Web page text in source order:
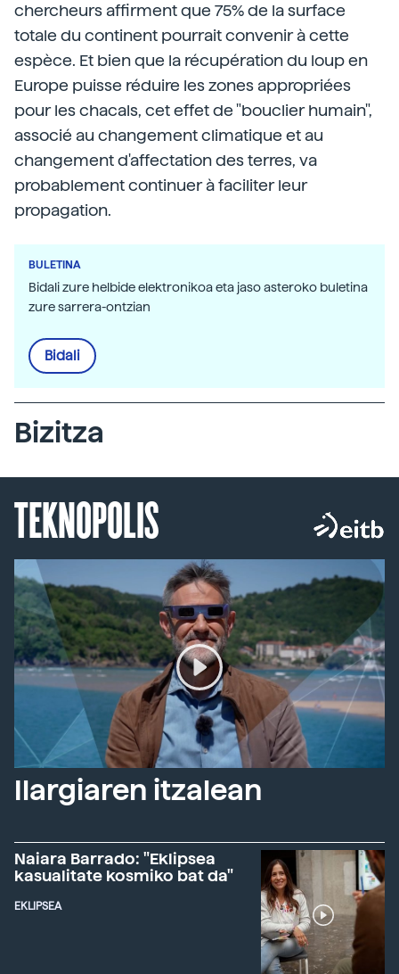
chercheurs affirment que 75% de la surface
totale du continent pourrait convenir à cette
espèce. Et bien que la récupération du loup en
Europe puisse réduire les zones appropriées
pour les chacals, cet effet de "bouclier humain",
associé au changement climatique et au
changement d'affectation des terres, va
probablement continuer à faciliter leur
propagation.
BULETINA
Bidali zure helbide elektronikoa eta jaso asteroko buletina
zure sarrera-ontzian
Bidali
Bizitza
TEKNOPOLIS
Ilargiaren itzalean
Naiara Barrado: "Eklipsea
kasualitate kosmiko bat da"
EKLIPSEA